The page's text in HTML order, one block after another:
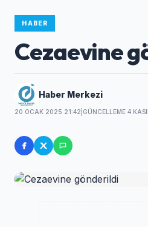
HABER
Cezaevine
Haber Merkezi
20 OCAK 2025 21:42 GÜNCELLEME 4